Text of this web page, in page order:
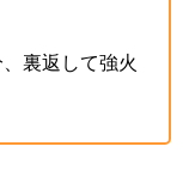
裏返して強火